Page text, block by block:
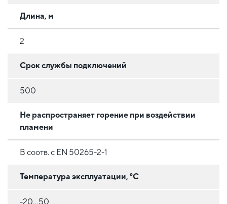
Длина, м
2
Срок службы подключений
500
Не распространяет горение при воздействии
пламени
В соотв. с EN 50265-2-1
Температура эксплуатации, °C
-20...50